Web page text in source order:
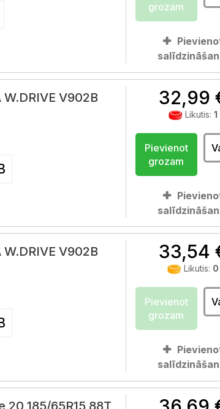
grozam
V902B
32,99
Likutis: 1
Pievienot
grozam
V902B
33,54
Likutis: 0
Pievienot
grozam
20 185/65R15 88T